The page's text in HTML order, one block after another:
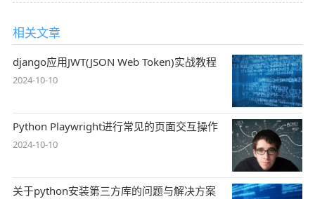
相关文章
django应用JWT(JSON Web Token)实战教程
2024-10-10
Python Playwright进行常见的页面交互操作
2024-10-10
关于python安装第三方库的问题与解决方案